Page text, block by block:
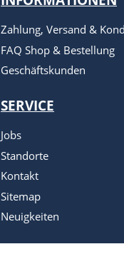
Zahlung, Versand &
FAQ Shop & Bestellung
Geschäftskunden
SERVICE
Jobs
Standorte
Kontakt
Sitemap
Neuigkeiten